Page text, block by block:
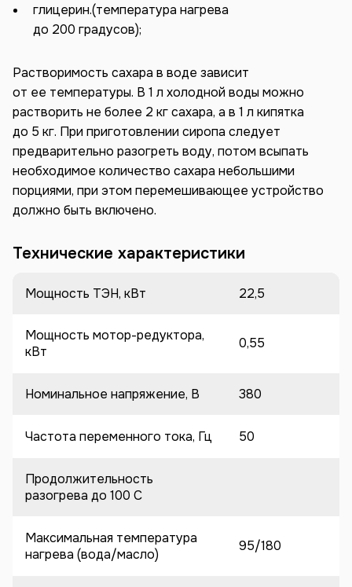
глицерин.(температура нагрева
до 200 градусов);
Растворимость сахара в воде зависит
от ее температуры. В 1 л холодной воды можно
растворить не более 2 кг сахара, а в 1 л кипятка
до 5 кг. При приготовлении сиропа следует
предварительно разогреть воду, потом всыпать
необходимое количество сахара небольшими
порциями, при этом перемешивающее устройство
должно быть включено.
Технические характеристики
Мощность ТЭН, кВт 22,5
Мощность мотор-редуктора,
кВт
0,55
Номинальное напряжение, В 380
Частота переменного тока, Гц 50
Продолжительность
разогрева до 100 C
Максимальная температура
нагрева (вода/масло)
95/180